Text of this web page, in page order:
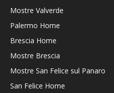
Mostre Valverde
Palermo Home
Brescia Home
Mostre Brescia
Mostre San Felice sul Panaro
San Felice Home